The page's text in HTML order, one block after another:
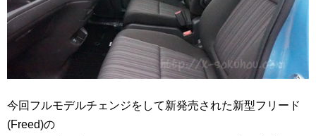
今回フルモデルチェンジをして新発売された新型フリード
(Freed)の